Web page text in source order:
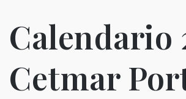
Calendario
Cetmar